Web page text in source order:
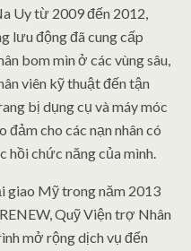
Uy từ 2009 đến 2012,
lưu động đã cung cấp
bom mìn ở các vùng sâu,
viên kỹ thuật đến tận
bị dụng cụ và máy móc
đảm cho các nạn nhân có
chức năng của mình.
giao Mỹ trong năm 2013
Quỹ Viện trợ Nhân
mở rộng dịch vụ đến